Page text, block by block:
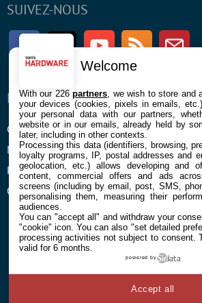
SUIVEZ-NOUS
FacebookTwitter Youtube RSS
ENTREPRISE
Confidentialité et Cookies
Mentions légales et CGU
Préférences Cookies
Qui sommes nous
À
Contact
Welcome
With our 226partners , we wish to store and
your devices (cookies, pixels in emails,
your personal data with our partners,
website or in our emails, already held by
later, including in other contexts.
Processing this data (identifiers, browsing,
loyalty programs, IP, postal addresses and
geolocation, etc.) allows developing and
content, commercial offers and ads
screens (including by email, post, SMS,
personalising them, measuring their
audiences.
You can "accept all" and withdraw your
"cookie" icon. You can also "set detailed
processing activities not subject to consent.
valid for 6 months.
powered by
Accept all